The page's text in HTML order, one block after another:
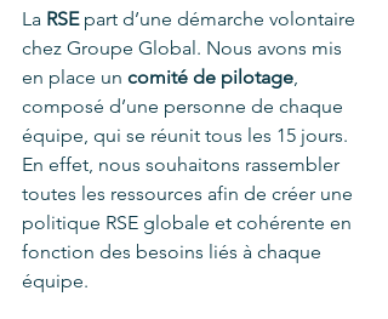
La RSE part d’une démarche volontaire
chez Groupe Global. Nous avons mis
en place un comité de pilotage
composé d’une personne de chaque
équipe, qui se réunit tous les 15 jours.
En effet, nous souhaitons rassembler
toutes les ressources afin de créer une
politique RSE globale et cohérente en
fonction des besoins liés à chaque
équipe.